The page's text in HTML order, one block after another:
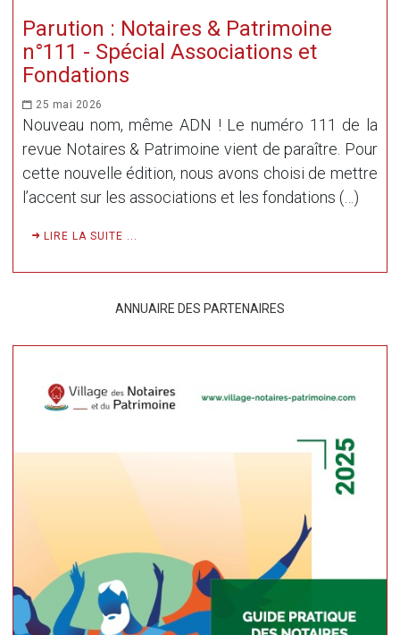
Parution : Notaires & Patrimoine
n°111 - Spécial Associations et
Fondations
25 mai 2026
Nouveau nom, même ADN ! Le numéro 111 de la
revue Notaires & Patrimoine vient de paraître. Pour
cette nouvelle édition, nous avons choisi de mettre
l’accent sur les associations et les fondations (…)
LIRE LA SUITE ...
ANNUAIRE DES PARTENAIRES